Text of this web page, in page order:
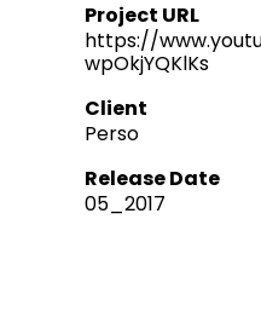
Project URL
https://
wpOkjYQKlKs
Client
Perso
Release Date
05_2017